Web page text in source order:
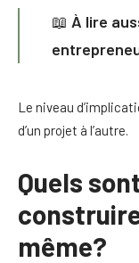
📖 À lire
Le niveau
d’un projet à l’autre.
Quels
même?